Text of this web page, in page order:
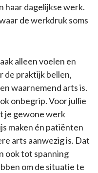
haar dagelijkse werk.
de werkdruk soms
alleen voelen en
de praktijk bellen,
waarnemend arts is.
onbegrip. Voor jullie
je gewone werk
maken én patiënten
arts aanwezig is. Dat
ook tot spanning
om de situatie te